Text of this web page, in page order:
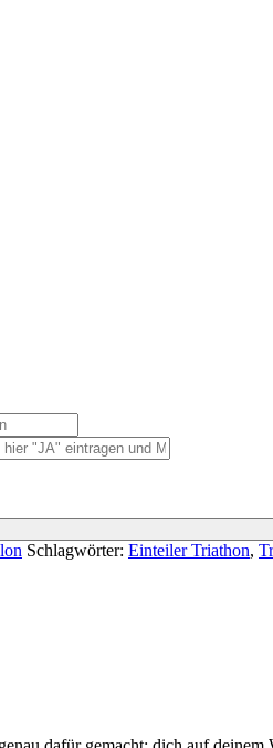
Schlagwörter: Einteiler Triathon,